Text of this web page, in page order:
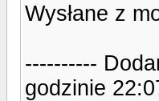
Wysłane z
----------
godzinie